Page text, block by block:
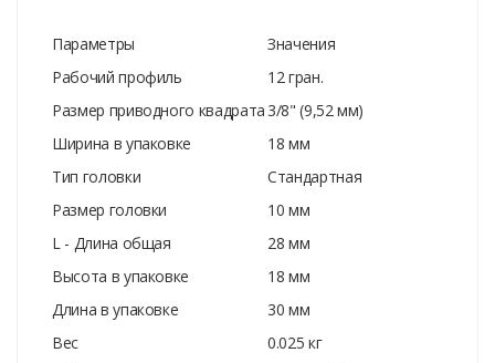
Параметры
Значения
Рабочий профиль
12 гран.
Размер приводного квадрата 3/8" (9,52 мм)
Ширина в упаковке
18 мм
Тип головки
Стандартная
Размер головки
10 мм
L - Длина общая
28 мм
Высота в упаковке
18 мм
Длина в упаковке
30 мм
Вес
0.025 кг